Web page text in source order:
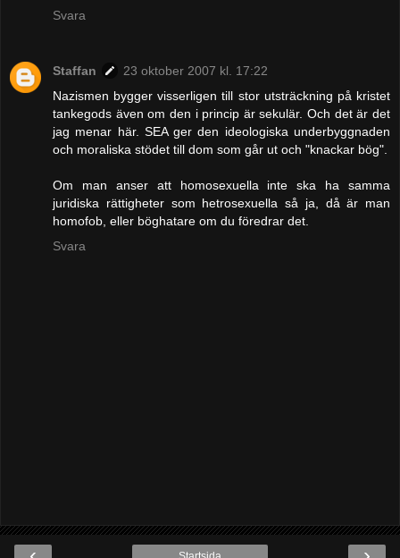
Svara
Staffan
23 oktober 2007 kl. 17:22
Nazismen bygger visserligen till stor utsträckning på kristet
tankegods även om den i princip är sekulär. Och det är det
jag menar här. SEA ger den ideologiska underbyggnaden
och moraliska stödet till dom som går ut och "knackar bög".
Om man anser att homosexuella inte ska ha samma
juridiska rättigheter som hetrosexuella så ja, då är man
homofob, eller böghatare om du föredrar det.
Svara